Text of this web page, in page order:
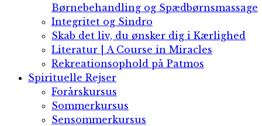
Børnebehandling og Spædbørnsmassage
Integritet og Sindro​
Skab det liv, du ønsker dig i Kærlighed​
Literatur | A Course in Miracles
Rekreationsophold på Patmos
Spirituelle Rejser
Forårskursus
Sommerkursus
Sensommerkursus